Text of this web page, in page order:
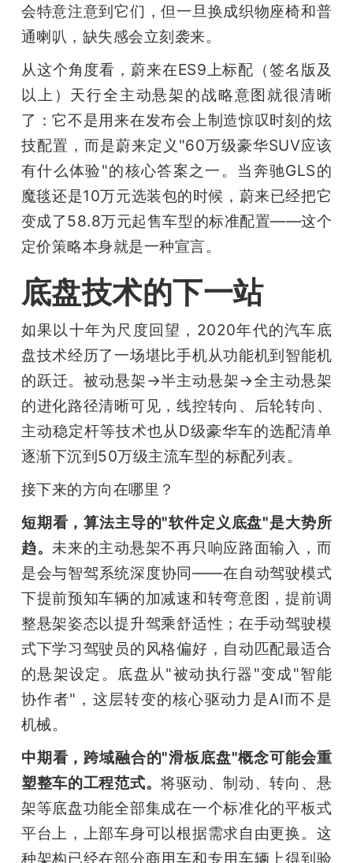
会特意注意到它们，但一旦换成织物座椅和普
通喇叭，缺失感会立刻袭来。
从这个角度看，蔚来在ES9上标配（签名版及
以上）天行全主动悬架的战略意图就很清晰
了：它不是用来在发布会上制造惊叹时刻的炫
技配置，而是蔚来定义"60万级豪华SUV应该
有什么体验"的核心答案之一。当奔驰GLS的
魔毯还是10万元选装包的时候，蔚来已经把它
变成了58.8万元起售车型的标准配置——这个
定价策略本身就是一种宣言。
底盘技术的下一站
如果以十年为尺度回望，2020年代的汽车底
盘技术经历了一场堪比手机从功能机到智能机
的跃迁。被动悬架→半主动悬架→全主动悬架
的进化路径清晰可见，线控转向、后轮转向、
主动稳定杆等技术也从D级豪华车的选配清单
逐渐下沉到50万级主流车型的标配列表。
接下来的方向在哪里？
短期看，算法主导的"软件定义底盘"是大势所
趋。 未来的主动悬架不再只响应路面输入，而
是会与智驾系统深度协同——在自动驾驶模式
下提前预知车辆的加减速和转弯意图，提前调
整悬架姿态以提升驾乘舒适性；在手动驾驶模
式下学习驾驶员的风格偏好，自动匹配最适合
的悬架设定。底盘从"被动执行器"变成"智能
协作者"，这层转变的核心驱动力是AI而不是
机械。
中期看，跨域融合的"滑板底盘"概念可能会重
塑整车的工程范式。将驱动、制动、转向、悬
架等底盘功能全部集成在一个标准化的平板式
平台上，上部车身可以根据需求自由更换。这
种架构已经在部分商用车和专用车辆上得到验